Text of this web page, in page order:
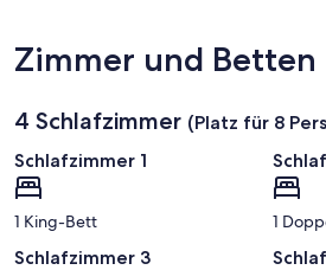
Zimmer und Betten
4 Schlafzimmer (Platz für 8
Schlafzimmer 1
1 King-Bett 1
Schlafzimmer 3